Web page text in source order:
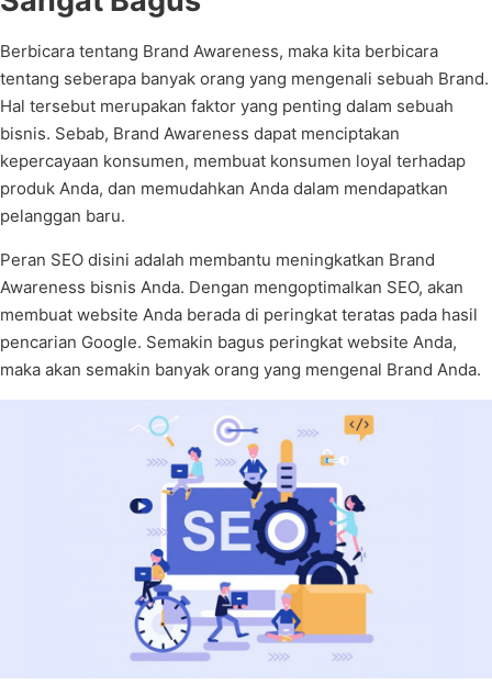
Berbicara tentang Brand Awareness, maka kita berbicara
tentang seberapa banyak orang yang mengenali sebuah Brand.
Hal tersebut merupakan faktor yang penting dalam sebuah
bisnis. Sebab, Brand Awareness dapat menciptakan
kepercayaan konsumen, membuat konsumen loyal terhadap
produk Anda, dan memudahkan Anda dalam mendapatkan
pelanggan baru.
Peran SEO disini adalah membantu meningkatkan Brand
Awareness bisnis Anda. Dengan mengoptimalkan SEO, akan
membuat website Anda berada di peringkat teratas pada hasil
pencarian Google. Semakin bagus peringkat website Anda,
maka akan semakin banyak orang yang mengenal Brand Anda.